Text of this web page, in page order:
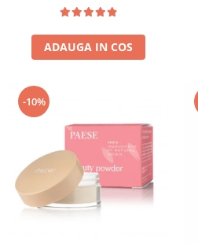
ADAUGA IN COS
-10%